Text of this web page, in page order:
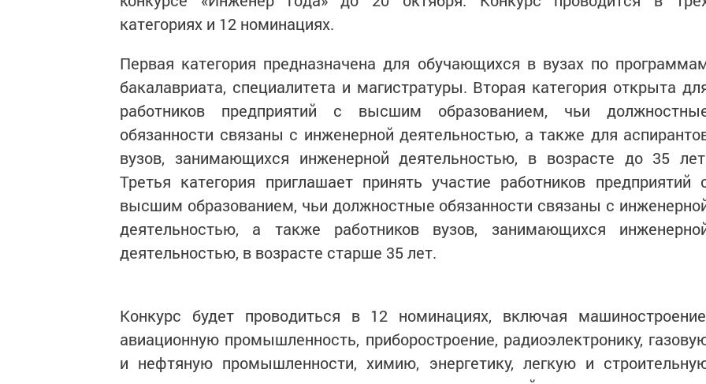
категориях и 12 номинациях.
Первая категория предназначена для обучающихся в вузах по
бакалавриата, специалитета и магистратуры. Вторая категория открыта
работников предприятий с высшим образованием, чьи
обязанности связаны с инженерной деятельностью, а также для
вузов, занимающихся инженерной деятельностью, в возрасте до 35
Третья категория приглашает принять участие работников предприятий
высшим образованием, чьи должностные обязанности связаны с
деятельностью, а также работников вузов, занимающихся
деятельностью, в возрасте старше 35 лет.
Конкурс будет проводиться в 12 номинациях, включая
авиационную промышленность, приборостроение, радиоэлектронику,
и нефтяную промышленности, химию, энергетику, легкую и